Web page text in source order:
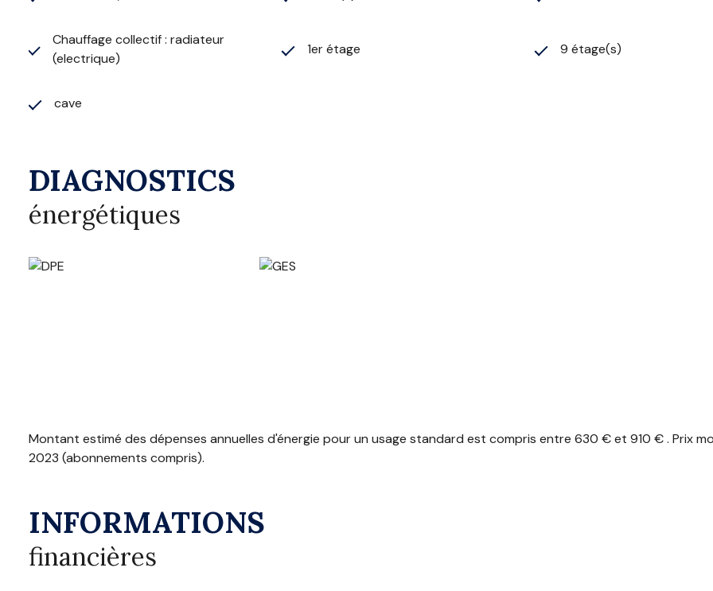
Chauffage collectif : radiateur
(electrique)
1er étage 9 étage(s)
cave
DIAGNOSTICS
énergétiques
Montant estimé des dépenses annuelles d'énergie pour un usage standard est compris entre 630 € et 910 € . Prix
2023 (abonnements compris).
INFORMATIONS
financières